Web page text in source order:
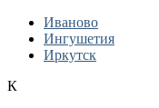
Иваново
Ингушетия
Иркутск
К